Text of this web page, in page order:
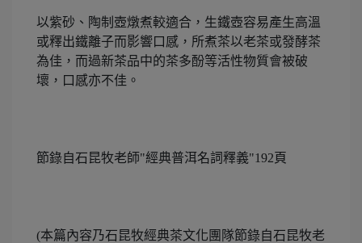
以紫砂、陶制壺燉煮較適合，生鐵壺容易產生高溫
或釋出鐵離子而影響口感，所煮茶以老茶或發酵茶
為佳，而過新茶品中的茶多酚等活性物質會被破
壞，口感亦不佳。
節錄自石昆牧老師"經典普洱名詞釋義"192頁
(本篇內容乃石昆牧經典茶文化團隊節錄自石昆牧老